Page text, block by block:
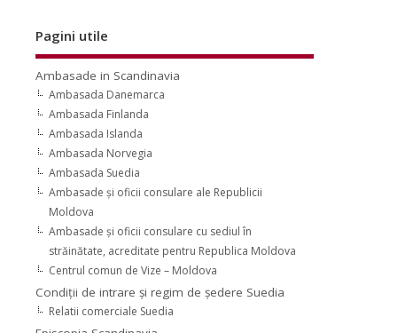
Pagini utile
Ambasade in Scandinavia
Ambasada Danemarca
Ambasada Finlanda
Ambasada Islanda
Ambasada Norvegia
Ambasada Suedia
Ambasade şi oficii consulare ale Republicii
Moldova
Ambasade şi oficii consulare cu sediul în
străinătate, acreditate pentru Republica Moldova
Centrul comun de Vize – Moldova
Condiţii de intrare şi regim de şedere Suedia
Relatii comerciale Suedia